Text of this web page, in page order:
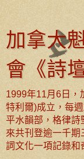
加拿大
會《詩
1999年11月6日，
特利爾)成立，每
平水韻部，格律詩
來共刊登逾一千
詞文化一項記錄和